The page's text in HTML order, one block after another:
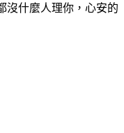
沒什麼人理你，心安的